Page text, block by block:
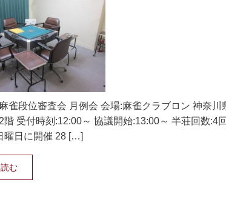
雀段位審査会 月例会 会場:麻雀クラブロン 神奈
階 受付時刻:12:00～ 協議開始:13:00～ 半荘回数:4
曜日に開催 28 […]
む